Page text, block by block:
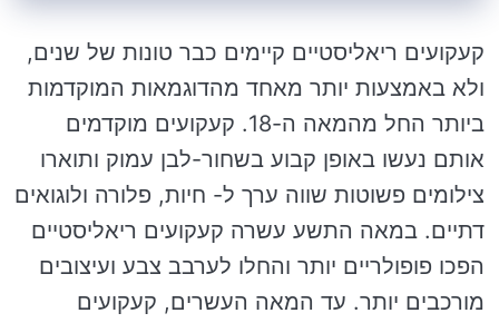
קעקועים ריאליסטיים קיימים כבר טונות של שנים,
ולא באמצעות יותר מאחד מהדוגמאות המוקדמות
ביותר החל מהמאה ה-18. קעקועים מוקדמים
אותם נעשו באופן קבוע בשחור-לבן עמוק ותוארו
צילומים פשוטות שווה ערך ל- חיות, פלורה ולוגואים
דתיים. במאה התשע עשרה קעקועים ריאליסטיים
הפכו פופולריים יותר והחלו לערבב צבע ועיצובים
מורכבים יותר. עד המאה העשרים, קעקועים